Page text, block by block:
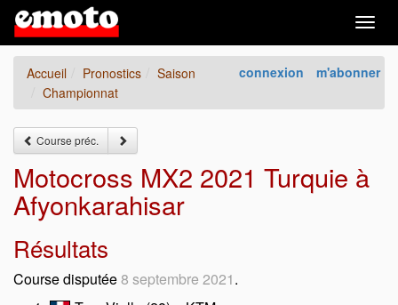
connexion m'abonner
Accueil Pronostics
Saison
Championnat
Course préc.
Motocross MX2 2021 Turquie à
Afyonkarahisar
Résultats
Course disputée8 septembre 2021.